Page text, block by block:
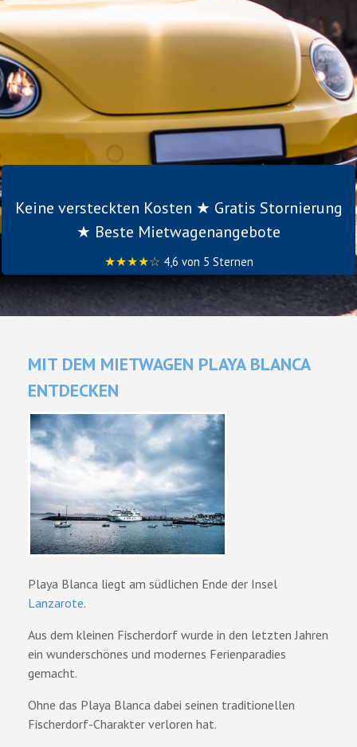
Keine versteckten Kosten ★ Gratis Stornierung
★ Beste Mietwagenangebote
★★★★☆ 4,6 von 5 Sternen
MIT DEM MIETWAGEN PLAYA BLANCA
ENTDECKEN
Playa Blanca liegt am südlichen Ende der Insel
Lanzarote.
Aus dem kleinen Fischerdorf wurde in den letzten Jahren
ein wunderschönes und modernes Ferienparadies
gemacht.
Ohne das Playa Blanca dabei seinen traditionellen
Fischerdorf-Charakter verloren hat.